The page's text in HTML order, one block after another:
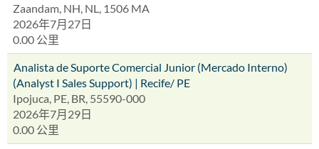
Zaandam, NH, NL, 1506 MA
2026年7月27日
0.00 公里
Analista de Suporte Comercial Junior (Mercado Interno)
(Analyst I Sales Support) | Recife/ PE
Ipojuca, PE, BR, 55590-000
2026年7月29日
0.00 公里